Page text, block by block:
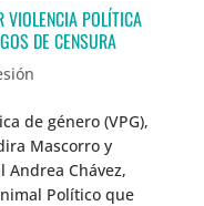
VIOLENCIA POLÍTICA
DE CENSURA
de género (VPG),
Mascorro y
Chávez,
Político que